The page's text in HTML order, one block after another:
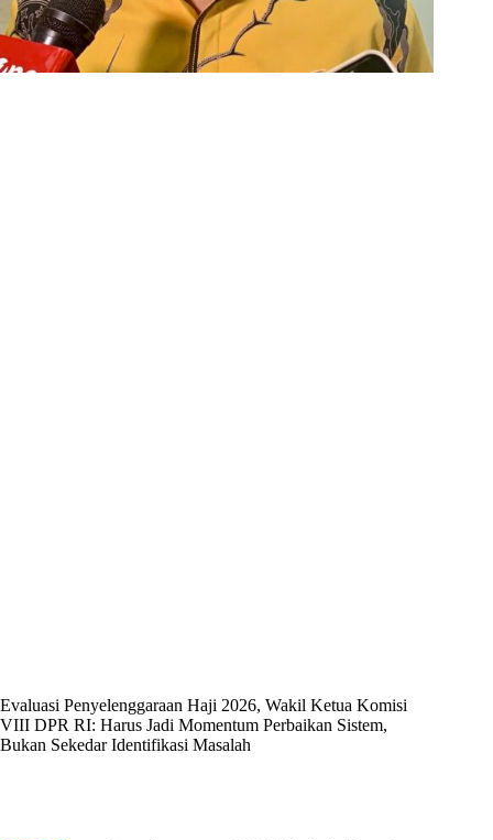
Evaluasi Penyelenggaraan Haji 2026, Wakil Ketua Komisi
VIII DPR RI: Harus Jadi Momentum Perbaikan Sistem,
Bukan Sekedar Identifikasi Masalah